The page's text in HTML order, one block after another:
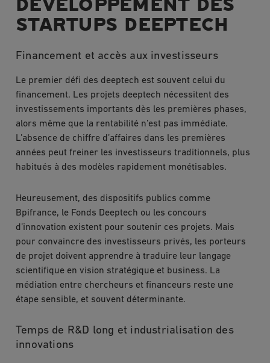
DÉVELOPPEMENT DES
STARTUPS DEEPTECH
Financement et accès aux investisseurs
Le premier défi des deeptech est souvent celui du
financement. Les projets deeptech nécessitent des
investissements importants dès les premières phases,
alors même que la rentabilité n’est pas immédiate.
L’absence de chiffre d’affaires dans les premières
années peut freiner les investisseurs traditionnels, plus
habitués à des modèles rapidement monétisables.
Heureusement, des dispositifs publics comme
Bpifrance, le Fonds Deeptech ou les concours
d’innovation existent pour soutenir ces projets. Mais
pour convaincre des investisseurs privés, les porteurs
de projet doivent apprendre à traduire leur langage
scientifique en vision stratégique et business. La
médiation entre chercheurs et financeurs reste une
étape sensible, et souvent déterminante.
Temps de R&D long et industrialisation des
innovations